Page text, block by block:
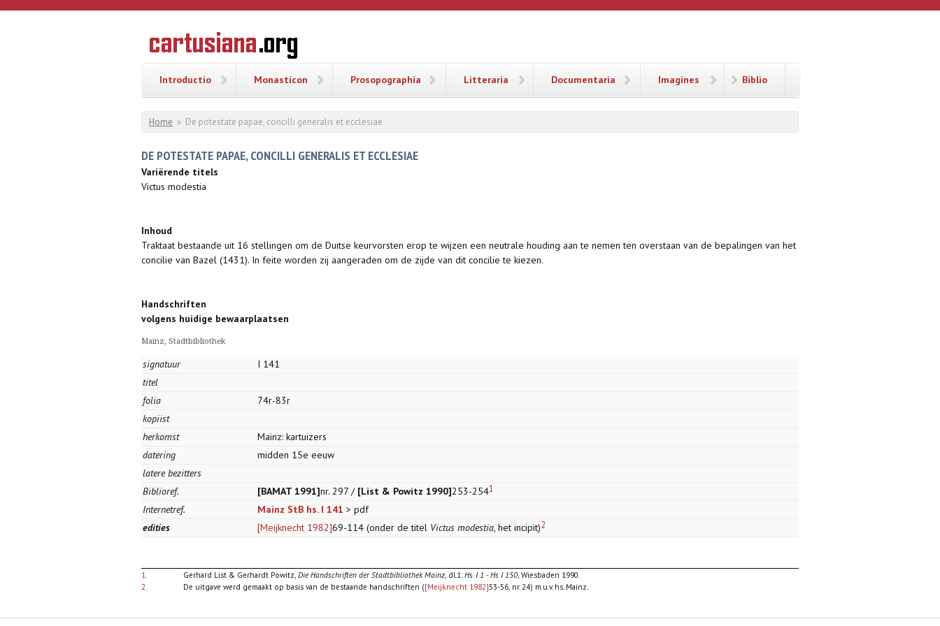
Overslaan en naar de inhoud gaan
CARTUSIANA
Geschiedenis
van de
Introductio Monasticon Prosopographia Litteraria Documentaria Imagines Biblio
U bent hier
Home » De potestate papae, concilli generalis et ecclesiae
DE POTESTATE PAPAE, CONCILLI GENERALIS ET ECCLESIAE
Variërende titels
Victus modestia
Inhoud
Traktaat bestaande uit 16 stellingen om de Duitse keurvorsten erop te wijzen een neutrale houding aan te nemen ten overstaan van de bepalingen van het
concilie van Bazel (1431). In feite worden zij aangeraden om de zijde van dit concilie te kiezen.
Handschriften
volgens huidige bewaarplaatsen
Mainz, Stadtbibliothek
signatuur
I 141
titel
folia
74r-83r
kopiist
herkomst
Mainz: kartuizers
datering
midden 15e eeuw
latere bezitters
Biblioref.
[BAMAT 1991]nr. 297 / [List & Powitz 1990]253-2541
Internetref. Mainz StB hs. I 141 > pdf
edities
[Meijknecht 1982]69-114 (onder de titel Victus modestia, het incipit)2
1. Gerhard List & Gerhardt Powitz, Die Handschriften der Stadtbibliothek Mainz, dl.1:Hs. I 1 - Hs I 150, Wiesbaden 1990.
2.
De uitgave werd gemaakt op basis van de bestaande handschriften ([Meijknecht 1982]53-56, nr. 24) m.u.v. hs. Mainz.